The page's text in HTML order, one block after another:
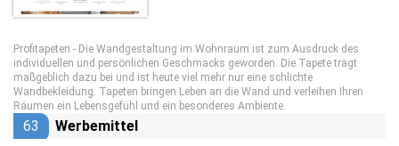
Profitapeten - Die Wandgestaltung im Wohnraum ist zum Ausdruck des
individuellen und persönlichen Geschmacks geworden. Die Tapete trägt
maßgeblich dazu bei und ist heute viel mehr nur eine schlichte
Wandbekleidung. Tapeten bringen Leben an die Wand und verleihen Ihren
Räumen ein Lebensgefühl und ein besonderes Ambiente.
63 Werbemittel